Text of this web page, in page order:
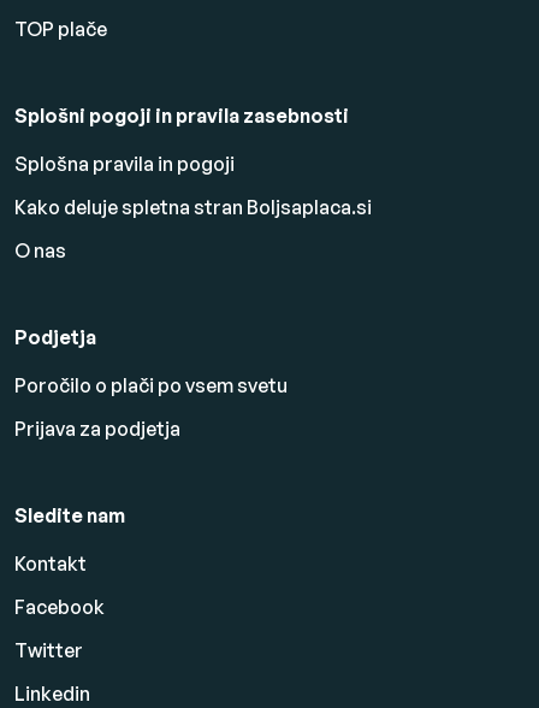
TOP plače
Splošni pogoji in pravila zasebnosti
Splošna pravila in pogoji
Kako deluje spletna stran Boljsaplaca.si
O nas
Podjetja
Poročilo o plači po vsem svetu
Prijava za podjetja
Sledite nam
Kontakt
Facebook
Twitter
Linkedin